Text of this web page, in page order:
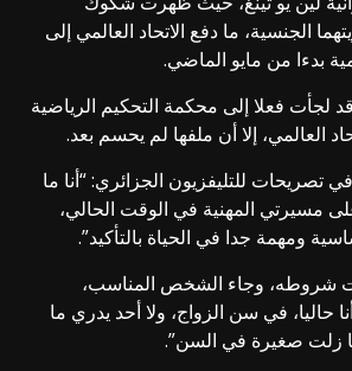
الجنسية، ما دفع الاتحاد العالمي إلى
بدءا من مايو الماضي.
لجأت فعلا إلى محكمة التحكيم الرياضية
العالمي، إلا أن ملفها لم يحسم بعد.
تصريحات للتليفزيون الجزائري: “أنا ما
مسيرتي المهنية في الوقت الحالي،
ومهمة جدا في الحياة بالتأكيد”.
شروطه، وجاء الشخص المناسب،
حاليا، في سن الزواج، ولا أحد يدري ما
زلت صغيرة في السن”.